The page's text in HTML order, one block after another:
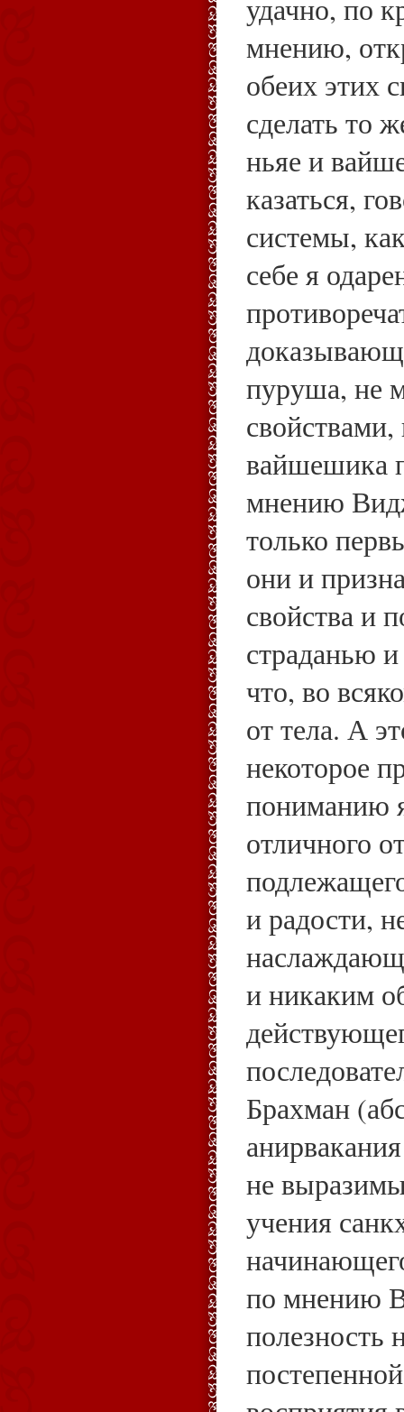
удачно, по
мнению,
обеих этих
сделать то
ньяе и
казаться,
системы,
себе я
пуруша, не
вайшешика
мнению
только
они и
свойства и
страданью
что, во
от тела. А
некоторое
пониманию
отличного
и радости,
и никаким
Брахман
не
учения
по мнению
полезность